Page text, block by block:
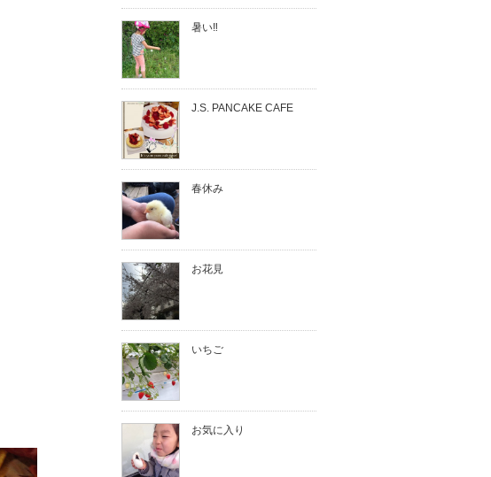
暑い‼︎
J.S. PANCAKE CAFE
春休み
お花見
いちご
お気に入り